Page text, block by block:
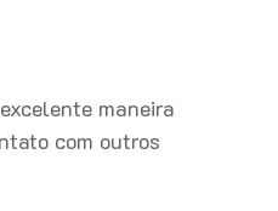
maneira
com outros